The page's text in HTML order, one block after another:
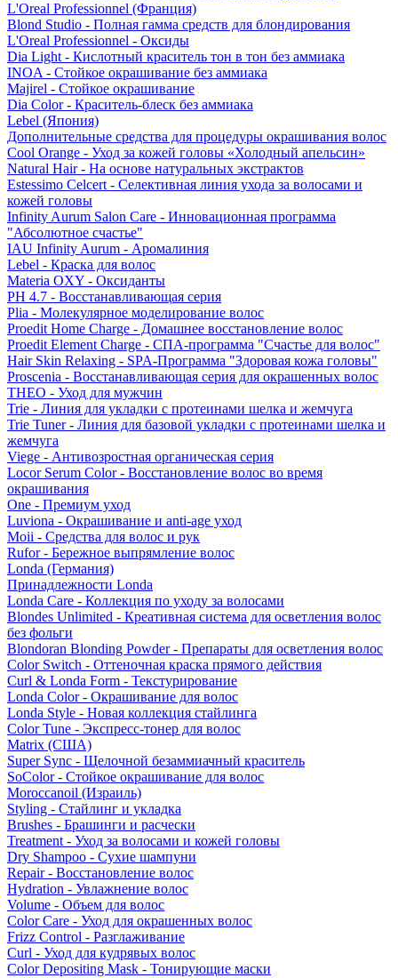
L'Oreal Professionnel (Франция)
Blond Studio - Полная гамма средств для блондирования
L'Oreal Professionnel - Оксиды
Dia Light - Кислотный краситель тон в тон без аммиака
INOA - Стойкое окрашивание без аммиака
Majirel - Стойкое окрашивание
Dia Color - Краситель-блеск без аммиака
Lebel (Япония)
Дополнительные средства для процедуры окрашивания волос
Cool Orange - Уход за кожей головы «Холодный апельсин»
Natural Hair - На основе натуральных экстрактов
Estessimo Celcert - Селективная линия ухода за волосами и
кожей головы
Infinity Aurum Salon Care - Инновационная программа
"Абсолютное счастье"
IAU Infinity Aurum - Аромалиния
Lebel - Краска для волос
Materia OXY - Оксиданты
PH 4.7 - Восстанавливающая серия
Plia - Молекулярное моделирование волос
Proedit Home Charge - Домашнее восстановление волос
Proedit Element Charge - СПА-программа "Счастье для волос"
Hair Skin Relaxing - SPA-Программа "Здоровая кожа головы"
Proscenia - Восстанавливающая серия для окрашенных волос
THEO - Уход для мужчин
Trie - Линия для укладки с протеинами шелка и жемчуга
Trie Tuner - Линия для базовой укладки с протеинами шелка и
жемчуга
Viege - Антивозростная органическая серия
Locor Serum Color - Восстановление волос во время
окрашивания
One - Премиум уход
Luviona - Окрашивание и anti-age уход
Moii - Средства для волос и рук
Rufor - Бережное выпрямление волос
Londa (Германия)
Принадлежности Londa
Londa Care - Коллекция по уходу за волосами
Blondes Unlimited - Креативная система для осветления волос
без фольги
Blondoran Blonding Powder - Препараты для осветления волос
Color Switch - Оттеночная краска прямого действия
Curl & Londa Form - Текстурирование
Londa Color - Окрашивание для волос
Londa Style - Новая коллекция стайлинга
Color Tune - Экспресс-тонер для волос
Matrix (США)
Super Sync - Щелочной безаммиачный краситель
SoColor - Стойкое окрашивание для волос
Moroccanoil (Израиль)
Styling - Стайлинг и укладка
Brushes - Брашинги и расчески
Treatment - Уход за волосами и кожей головы
Dry Shampoo - Сухие шампуни
Repair - Восстановление волос
Hydration - Увлажнение волос
Volume - Объем для волос
Color Care - Уход для окрашенных волос
Frizz Control - Разглаживание
Curl - Уход для кудрявых волос
Color Depositing Mask - Тонирующие маски